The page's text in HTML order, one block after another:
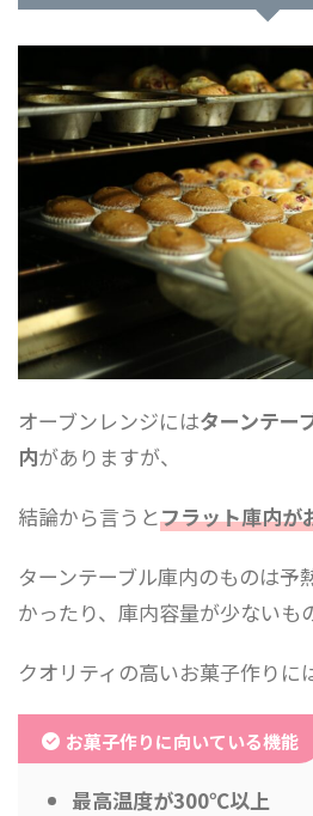
オーブンレンジにはターンテー
内がありますが、
結論から言うとフラット庫内が
ターンテーブル庫内のものは予
かったり、庫内容量が少ないも
クオリティの高いお菓子作りに
お菓子作りに向いている機能
最高温度が300℃以上